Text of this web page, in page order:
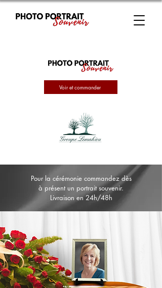
Voir et commander
Pour la cérémonie commandez dès
à présent un portrait souvenir.
Livraison en 24h/48h